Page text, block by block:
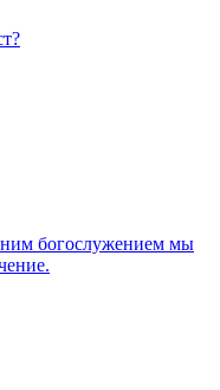
богослужением мы